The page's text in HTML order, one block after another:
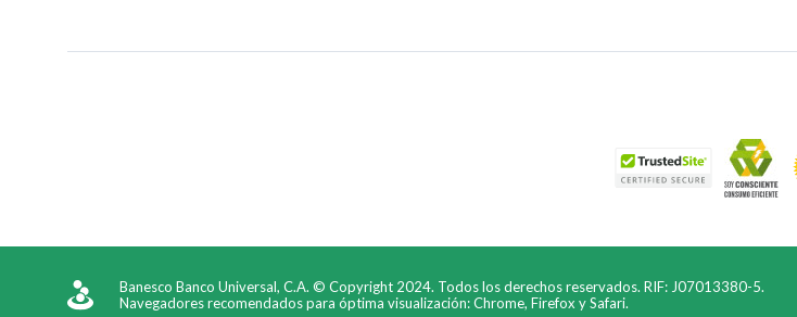
Banesco Banco Universal, C.A. © Copyright 2024. Todos los derechos reservados. RIF: J07013380-5.
Navegadores recomendados para óptima visualización: Chrome, Firefox y Safari.